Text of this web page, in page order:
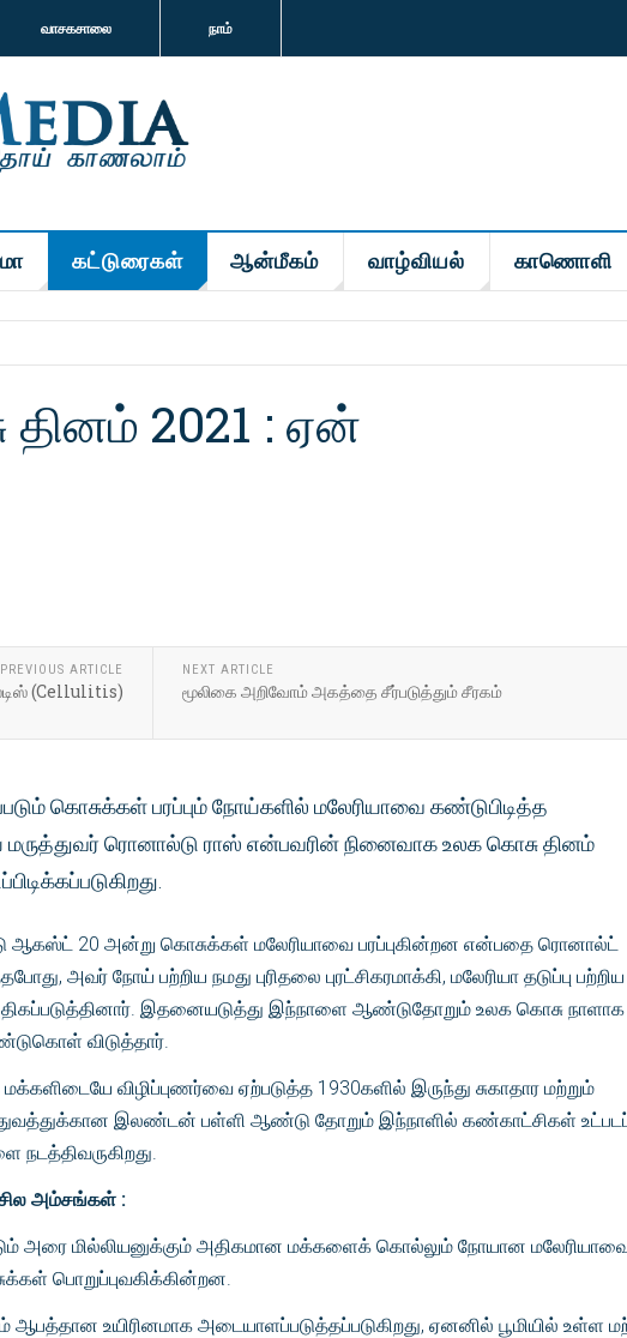
வாசகசாலை நாம்
கட்டுரைகள் ஆன்மீகம் வாழ்வியல் காணொளி
2021 : ஏன்
PREVIOUS ARTICLE
(Cellulitis)
NEXT ARTICLE
மூலிகை அறிவோம் அகத்தை சீர்படுத்தும் சீரகம்
கொசுக்கள் பரப்பும் நோய்களில் மலேரியாவை கண்டுபிடித்த
மருத்துவர் ரொனால்டு ராஸ் என்பவரின் நினைவாக உலக கொசு தினம்
20 அன்று கொசுக்கள் மலேரியாவை பரப்புகின்றன என்பதை ரொனால்ட்
அவர் நோய் பற்றிய நமது புரிதலை புரட்சிகரமாக்கி, மலேரியா தடுப்பு பற்றிய
இதனையடுத்து இந்நாளை ஆண்டுதோறும் உலக கொசு நாளாக
விடுத்தார்.
விழிப்புணர்வை ஏற்படுத்த 1930களில் இருந்து சுகாதார மற்றும்
இலண்டன் பள்ளி ஆண்டு தோறும் இந்நாளில் கண்காட்சிகள்
சில அம்சங்கள் :
அரை மில்லியனுக்கும் அதிகமான மக்களைக் கொல்லும் நோயான
பொறுப்புவகிக்கின்றன.
ஆபத்தான உயிரினமாக அடையாளப்படுத்தப்படுகிறது, ஏனனில் பூமியில் உள்ள